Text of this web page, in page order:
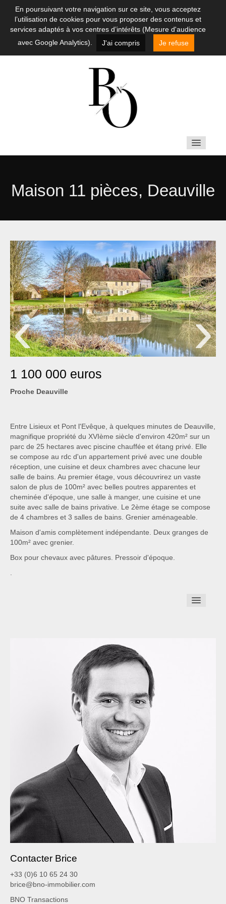
En poursuivant votre navigation sur ce site, vous acceptez
l’utilisation de cookies pour vous proposer des contenus et
services adaptés à vos centres d’intérêts (Mesure d'audience
avec Google Analytics).
J'ai compris Je refuse
LOUER
QUI SOMMES-NOUS ?
CONTACT
Maison 11 pièces, Deauville
‹ ›
1 100 000 euros
Proche Deauville
Entre Lisieux et Pont l'Evêque, à quelques minutes de Deauville,
magnifique propriété du XVIème siècle d'environ 420m² sur un
parc de 25 hectares avec piscine chauffée et étang privé. Elle
se compose au rdc d'un appartement privé avec une double
réception, une cuisine et deux chambres avec chacune leur
salle de bains. Au premier étage, vous découvrirez un vaste
salon de plus de 100m² avec belles poutres apparentes et
cheminée d'époque, une salle à manger, une cuisine et une
suite avec salle de bains privative. Le 2ème étage se compose
de 4 chambres et 3 salles de bains. Grenier aménageable.
Maison d'amis complètement indépendante. Deux granges de
100m² avec grenier.
Box pour chevaux avec pâtures. Pressoir d'époque.
Contacter Brice
+33 (0)6 10 65 24 30
brice@bno-immobilier.com
BNO Transactions